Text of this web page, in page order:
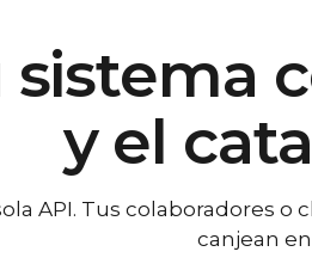
sistema
y el
API. Tus colaboradores
canjean